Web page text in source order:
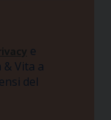
e
Vita a
del